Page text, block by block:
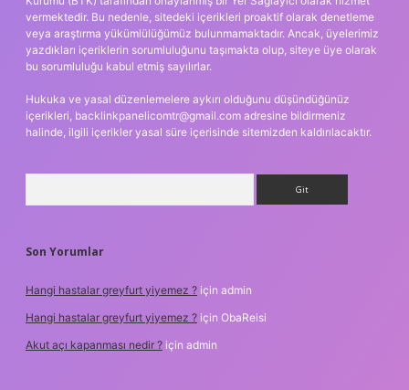
vermektedir. Bu nedenle, sitedeki içerikleri proaktif olarak denetleme
veya araştırma yükümlülüğümüz bulunmamaktadır. Ancak, üyelerimiz
yazdıkları içeriklerin sorumluluğunu taşımakta olup, siteye üye olarak
bu sorumluluğu kabul etmiş sayılırlar.
Hukuka ve yasal düzenlemelere aykırı olduğunu düşündüğünüz
içerikleri, backlinkpanelicomtr@gmail.com adresine bildirmeniz
halinde, ilgili içerikler yasal süre içerisinde sitemizden kaldırılacaktır.
Son Yorumlar
Hangi hastalar greyfurt yiyemez ? için admin
Hangi hastalar greyfurt yiyemez ? için ObaReisi
Akut açı kapanması nedir ? için admin